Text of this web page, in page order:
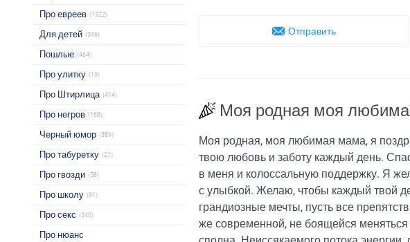
Про евреев (1322)
Для детей (396)
Пошлые (464)
Про улитку (19)
Про Штирлица (414)
Про негров (168)
Черный юмор (389)
Про табуретку (21)
Про гвозди (58)
Про школу (91)
Про секс (340)
Про нюанс
Отправить
Моя родная моя
Моя родная, моя любимая мама, я
твою любовь и заботу каждый день.
в меня и колоссальную поддержку. Я
с улыбкой. Желаю, чтобы каждый твой
грандиозные мечты, пусть все
же современной, не боящейся